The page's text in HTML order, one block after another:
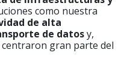
como nuestra
de alta
de datosy,
centraron gran parte del